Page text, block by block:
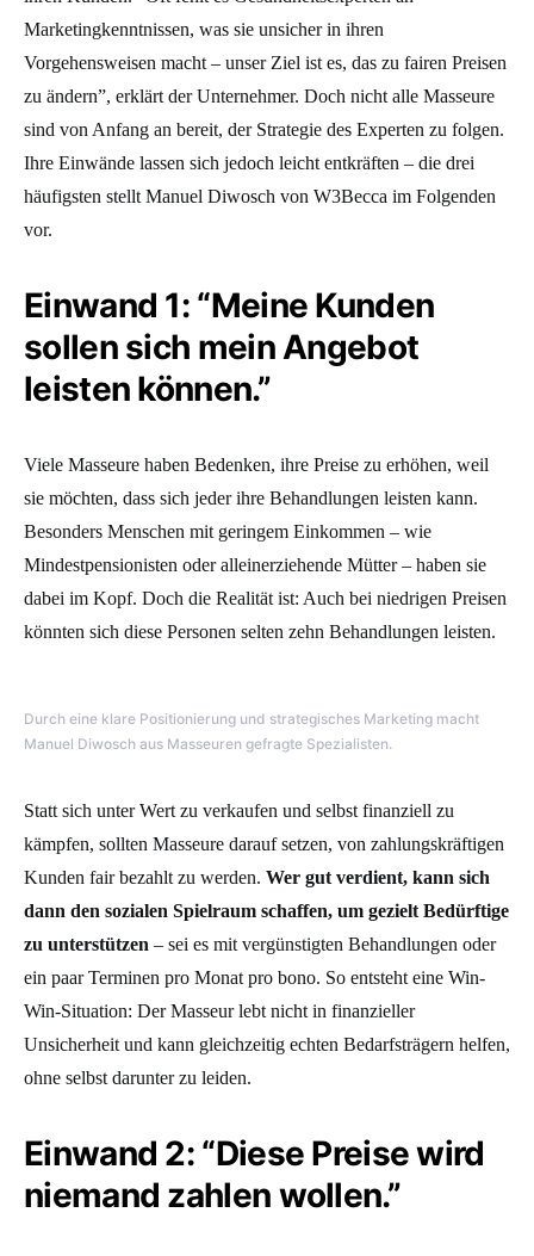
Marketingkenntnissen, was sie unsicher in ihren
Vorgehensweisen macht – unser Ziel ist es, das zu fairen Preisen
zu ändern”, erklärt der Unternehmer. Doch nicht alle Masseure
sind von Anfang an bereit, der Strategie des Experten zu folgen.
Ihre Einwände lassen sich jedoch leicht entkräften – die drei
häufigsten stellt Manuel Diwosch von W3Becca im Folgenden
vor.
Einwand 1: “Meine Kunden
sollen sich mein Angebot
leisten können.”
Viele Masseure haben Bedenken, ihre Preise zu erhöhen, weil
sie möchten, dass sich jeder ihre Behandlungen leisten kann.
Besonders Menschen mit geringem Einkommen – wie
Mindestpensionisten oder alleinerziehende Mütter – haben sie
dabei im Kopf. Doch die Realität ist: Auch bei niedrigen Preisen
könnten sich diese Personen selten zehn Behandlungen leisten.
Durch eine klare Positionierung und strategisches Marketing macht
Manuel Diwosch aus Masseuren gefragte Spezialisten.
Statt sich unter Wert zu verkaufen und selbst finanziell zu
kämpfen, sollten Masseure darauf setzen, von zahlungskräftigen
Kunden fair bezahlt zu werden. Wer gut verdient, kann sich
dann den sozialen Spielraum schaffen, um gezielt Bedürftige
zu unterstützen – sei es mit vergünstigten Behandlungen oder
ein paar Terminen pro Monat pro bono. So entsteht eine Win-
Win-Situation: Der Masseur lebt nicht in finanzieller
Unsicherheit und kann gleichzeitig echten Bedarfsträgern helfen,
ohne selbst darunter zu leiden.
Einwand 2: “Diese Preise wird
niemand zahlen wollen.”